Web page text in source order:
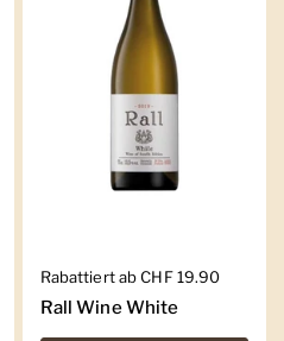
Regulärer Preis
Rabattiert ab CHF 19.90
Rall Wine White